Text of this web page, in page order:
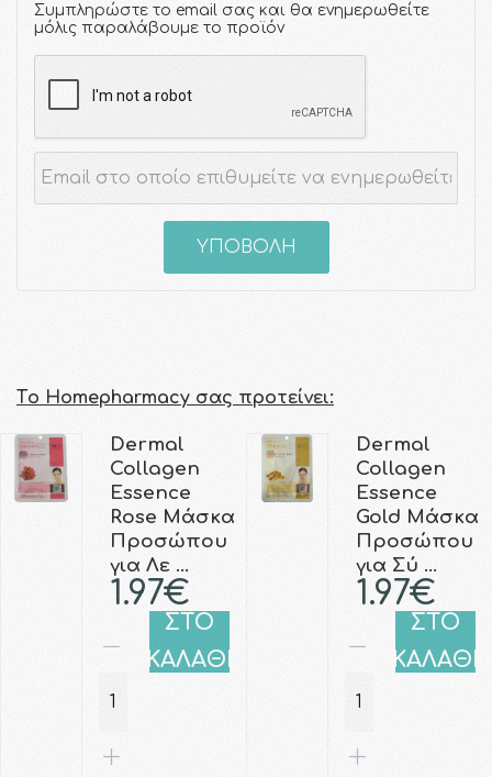
Συμπληρώστε το email σας και θα ενημερωθείτε
μόλις παραλάβουμε το προϊόν
ΥΠΟΒΟΛΗ
Τo Homepharmacy σας προτείνει:
Dermal
Collagen
Essence
Rose Μάσκα
Προσώπου
για Λε …
1.97€
ΣΤΟ
ΚΑΛΑΘΙ
Dermal
Collagen
Essence
Gold Μάσκα
Προσώπου
για Σύ …
1.97€
ΣΤΟ
ΚΑΛΑΘΙ